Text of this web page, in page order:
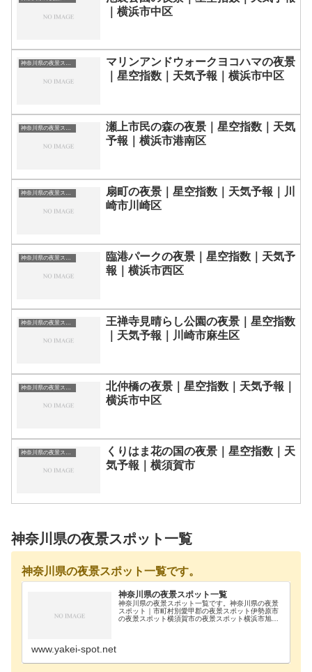
｜横浜市中区
神奈川県の夜景スポット一覧
マリンアンドウォークヨコハマの夜景
｜星空指数｜天気予報｜横浜市中区
神奈川県の夜景スポット一覧
瀬上市民の森の夜景｜星空指数｜天気
予報｜横浜市港南区
神奈川県の夜景スポット一覧
扇町の夜景｜星空指数｜天気予報｜川
崎市川崎区
神奈川県の夜景スポット一覧
臨港パークの夜景｜星空指数｜天気予
報｜横浜市西区
神奈川県の夜景スポット一覧
王禅寺見晴らし公園の夜景｜星空指数
｜天気予報｜川崎市麻生区
北仲橋の夜景｜星空指数｜天気予報｜
横浜市中区
くりはま花の国の夜景｜星空指数｜天
気予報｜横須賀市
神奈川県の夜景スポット一覧
神奈川県の夜景スポット一覧です。
神奈川県の夜景スポット一覧
神奈川県の夜景スポット一覧です。神奈川県の夜景
スポット｜市町村別愛甲郡の夜景スポット伊勢原市
の夜景スポット横須賀市の夜景スポット横浜市旭区
www.yakei-spot.net